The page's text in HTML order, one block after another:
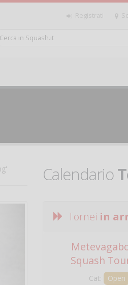
Registrati
Calendario
Tornei in
Squash
Tappa
Cat:
Open